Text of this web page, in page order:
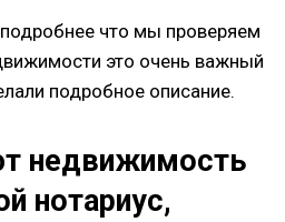
подробнее что мы проверяем
это очень важный
подробное описание.
недвижимость
нотариус,